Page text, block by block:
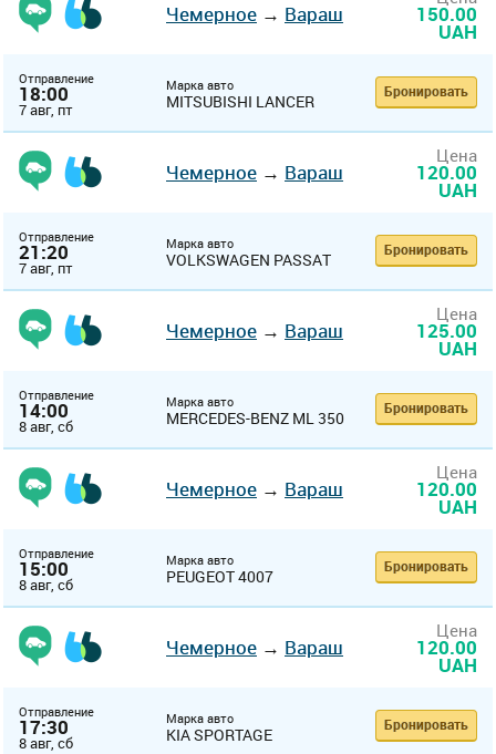
Чемерное → Вараш 150.00
UAH
Отправление
18:00
7 авг, пт
Марка авто
MITSUBISHI LANCER Бронировать
Чемерное → Вараш
Цена
120.00
UAH
Отправление
21:20
7 авг, пт
Марка авто
VOLKSWAGEN PASSAT Бронировать
Чемерное → Вараш
Цена
125.00
UAH
Отправление
14:00
8 авг, сб
Марка авто
MERCEDES-BENZ ML 350 Бронировать
Чемерное → Вараш
Цена
120.00
UAH
Отправление
15:00
8 авг, сб
Марка авто
PEUGEOT 4007 Бронировать
Чемерное → Вараш
Цена
120.00
UAH
Отправление
17:30
8 авг, сб
Марка авто
KIA SPORTAGE Бронировать